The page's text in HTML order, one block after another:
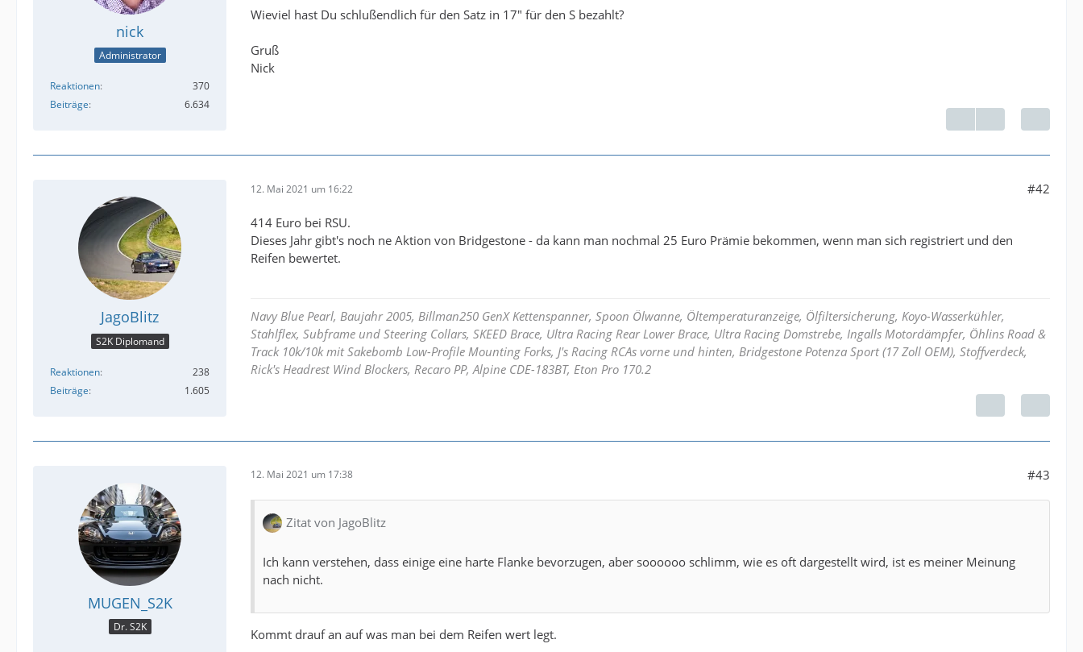
nick
Administrator
Reaktionen
370
Beiträge
6.634
Wieviel hast Du schlußendlich für den Satz in 17" für den S bezahlt?
Gruß
Nick
JagoBlitz
S2K Diplomand
Reaktionen
238
Beiträge
1.605
12. Mai 2021 um 16:22 #42
414 Euro bei RSU.
Dieses Jahr gibt's noch ne Aktion von Bridgestone - da kann man nochmal 25 Euro Prämie bekommen, wenn man sich registriert und den
Reifen bewertet.
Navy Blue Pearl, Baujahr 2005, Billman250 GenX Kettenspanner, Spoon Ölwanne, Öltemperaturanzeige, Ölfiltersicherung, Koyo-Wasserkühler,
Stahlflex, Subframe und Steering Collars, SKEED Brace, Ultra Racing Rear Lower Brace, Ultra Racing Domstrebe, Ingalls Motordämpfer, Öhlins Road &
Track 10k/10k mit Sakebomb Low-Profile Mounting Forks, J's Racing RCAs vorne und hinten, Bridgestone Potenza Sport (17 Zoll OEM), Stoffverdeck,
Rick's Headrest Wind Blockers, Recaro PP, Alpine CDE-183BT, Eton Pro 170.2
MUGEN_S2K
Dr. S2K
12. Mai 2021 um 17:38 #43
Zitat von JagoBlitz
Ich kann verstehen, dass einige eine harte Flanke bevorzugen, aber soooooo schlimm, wie es oft dargestellt wird, ist es meiner Meinung
nach nicht.
Kommt drauf an auf was man bei dem Reifen wert legt.